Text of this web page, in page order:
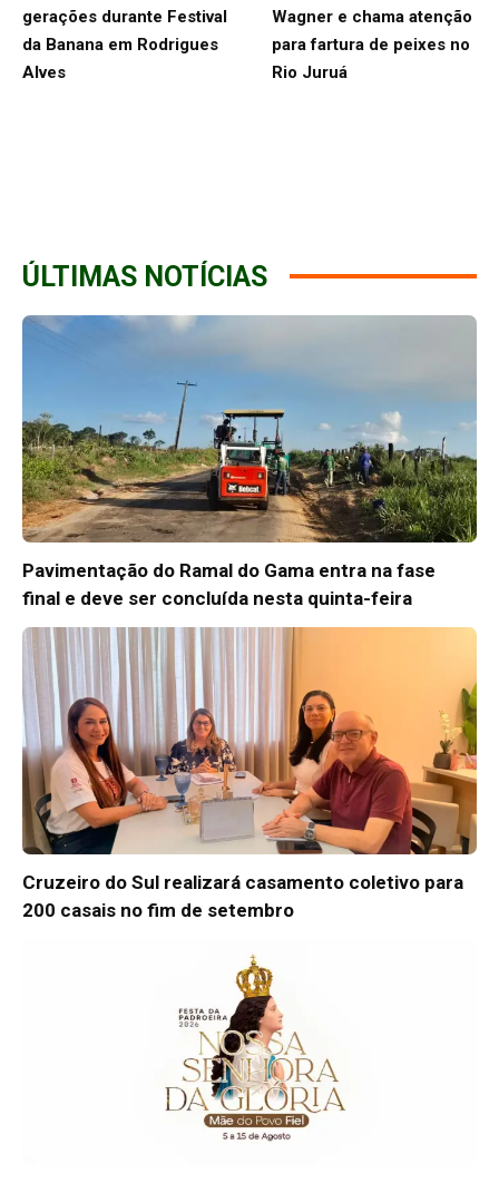
gerações durante Festival
da Banana em Rodrigues
Alves
Wagner e chama atenção
para fartura de peixes no
Rio Juruá
ÚLTIMAS NOTÍCIAS
Pavimentação do Ramal do Gama entra na fase
final e deve ser concluída nesta quinta-feira
Cruzeiro do Sul realizará casamento coletivo para
200 casais no fim de setembro